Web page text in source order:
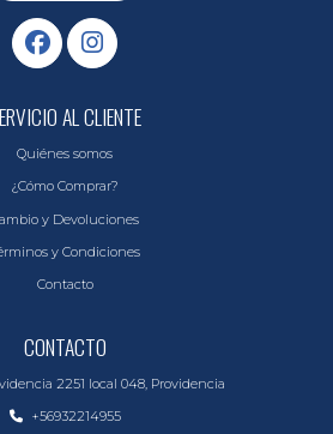
AL CLIENTE
Quiénes somos
¿Cómo Comprar?
y Devoluciones
y Condiciones
Contacto
CONTACTO
2251 local 048, Providencia
+56932214955